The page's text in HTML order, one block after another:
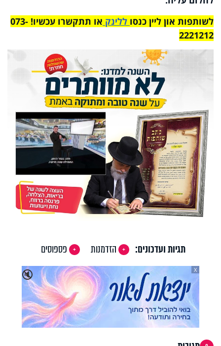
לשותפות און ליין כנסו ללינק
או תתקשרו עכשיו! 073-
2221212
תגיות ועדכונים: הזדמנות
פספוסים
🔇
X